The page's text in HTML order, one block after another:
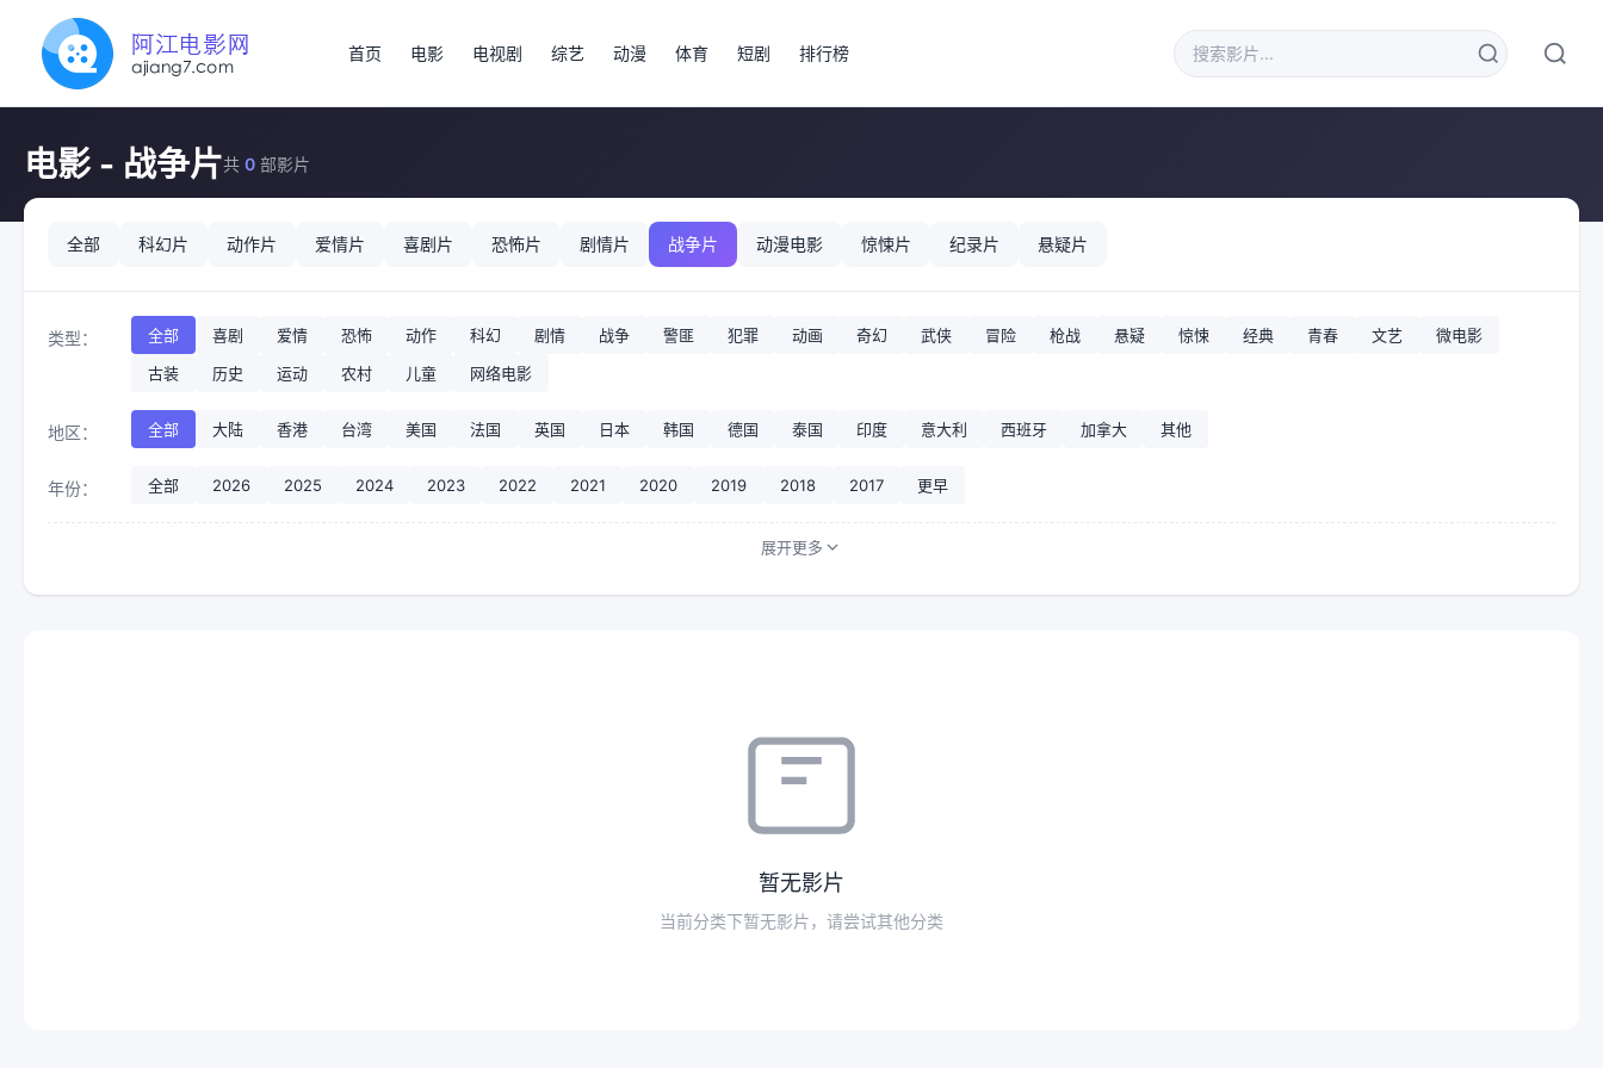
首页 电影 电视剧 综艺 动漫 体育 短剧 排行榜
电影 - 战争片共 0 部影片
全部 科幻片 动作片 爱情片 喜剧片 恐怖片 剧情片 战争片 动漫电影 惊悚片 纪录片 悬疑片
类型： 全部 喜剧 爱情 恐怖 动作 科幻 剧情 战争 警匪 犯罪 动画 奇幻 武侠 冒险 枪战 悬疑 惊悚 经典 青春 文艺
微电影
古装
历史 运动 农村 儿童 网络电影
地区： 全部 大陆 香港 台湾 美国 法国 英国 日本 韩国 德国 泰国 印度 意大利 西班牙 加拿大 其他
年份： 全部 2026 2025 2024 2023 2022 2021 2020 2019 2018 2017 更早
展开更多
暂无影片
当前分类下暂无影片，请尝试其他分类